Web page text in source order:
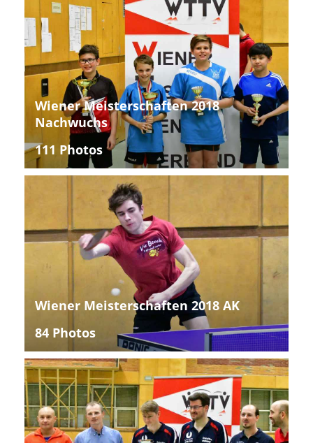
Wiener Meisterschaften 2018
Nachwuchs
111 Photos
Wiener Meisterschaften 2018 AK
84 Photos